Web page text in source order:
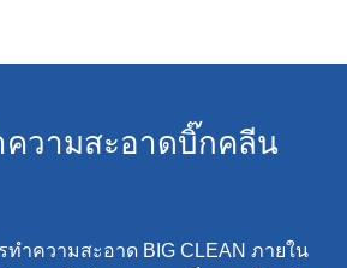
ความสะอาดบิ๊กคลีน
ทำความสะอาด BIG CLEAN ภายใน